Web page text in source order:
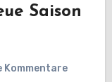
Saison
Kommentare